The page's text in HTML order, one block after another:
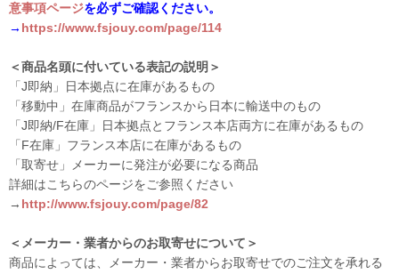
意事項ページを必ずご確認ください。
→ https://www.fsjouy.com/page/114
＜商品名頭に付いている表記の説明＞
「J即納」日本拠点に在庫があるもの
「移動中」在庫商品がフランスから日本に輸送中のもの
「J即納/F在庫」日本拠点とフランス本店両方に在庫があるもの
「F在庫」フランス本店に在庫があるもの
「取寄せ」メーカーに発注が必要になる商品
詳細はこちらのページをご参照ください
→ http://www.fsjouy.com/page/82
＜メーカー・業者からのお取寄せについて＞
商品によっては、メーカー・業者からお取寄せでのご注文を承れる